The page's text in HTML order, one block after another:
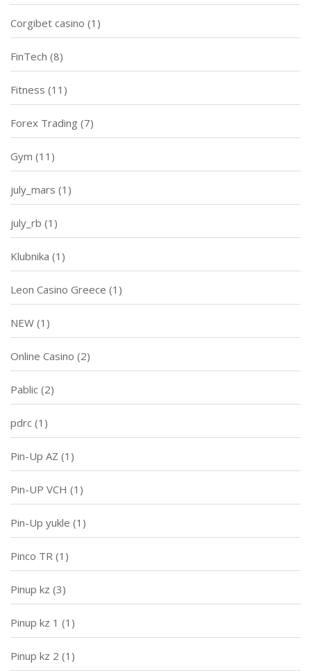
Corgibet casino (1)
FinTech (8)
Fitness (11)
Forex Trading (7)
Gym (11)
july_mars (1)
july_rb (1)
Klubnika (1)
Leon Casino Greece (1)
NEW (1)
Online Casino (2)
Pablic (2)
pdrc (1)
Pin-Up AZ (1)
Pin-UP VCH (1)
Pin-Up yukle (1)
Pinco TR (1)
Pinup kz (3)
Pinup kz 1 (1)
Pinup kz 2 (1)